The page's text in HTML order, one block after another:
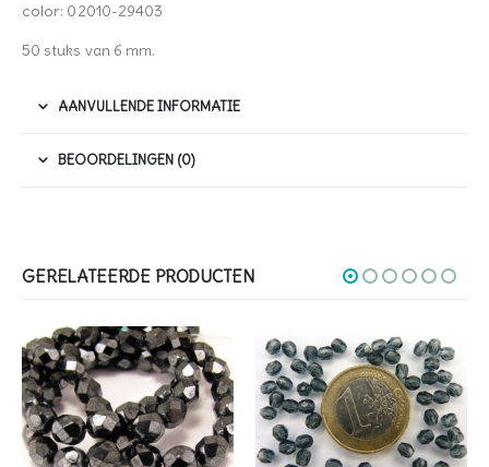
color: 02010-29403
50 stuks van 6 mm.
AANVULLENDE INFORMATIE
BEOORDELINGEN (0)
GERELATEERDE PRODUCTEN